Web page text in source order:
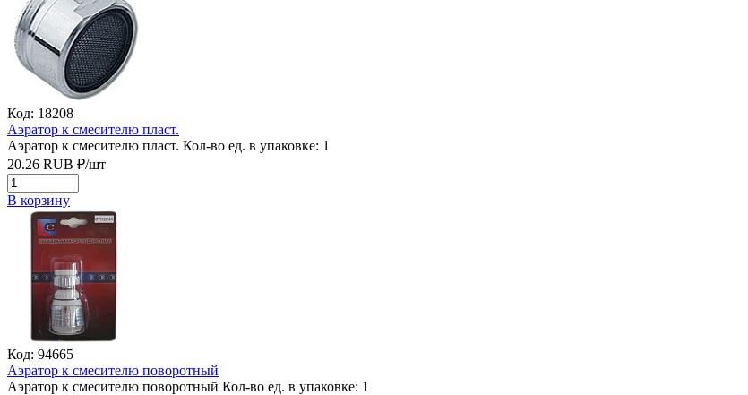
Код: 18208
Аэратор к смесителю пласт.
Аэратор к смесителю пласт. Кол-во ед. в упаковке: 1
20.26 RUB ₽/шт
В корзину
Код: 94665
Аэратор к смесителю поворотный
Аэратор к смесителю поворотный Кол-во ед. в упаковке: 1